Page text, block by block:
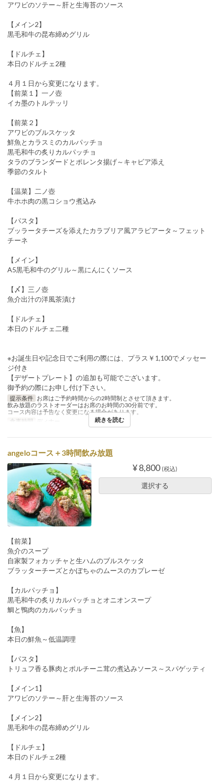
アワビのソテー～肝と生海苔のソース
【メイン2】
黒毛和牛の昆布締めグリル
【ドルチェ】
本日のドルチェ2種
４月１日から変更になります。
【前菜１】一ノ壺
イカ墨のトルテッリ
【前菜２】
アワビのブルスケッタ
鮮魚とカラスミのカルパッチョ
黒毛和牛の炙りカルパッチョ
タラのブランダードとポレンタ揚げ～キャビア添え
季節のタルト
【温菜】二ノ壺
牛ホホ肉の黒コショウ煮込み
【パスタ】
ブッラータチーズを添えたカラブリア風アラビアータ～フェット
チーネ
【メイン】
A5黒毛和牛のグリル～黒にんにくソース
【〆】三ノ壺
魚介出汁の洋風茶漬け
【ドルチェ】
本日のドルチェ二種
※お誕生日や記念日でご利用の際には、プラス￥1,100でメッセー
ジ付き
【デザートプレート】の追加も可能でございます。
御予約の際にお申し付け下さい。
提示条件 お席はご予約時間からの2時間制とさせて頂きます。
飲み放題のラストオーダーはお席のお時間の30分前です。
コース内容は予告なく変更になる場合があります。
食事時間
ディナー 続きを読む
angeloコース＋3時間飲み放題
¥ 8,800 (税込)
選択する
【前菜】
魚介のスープ
自家製フォカッチャと生ハムのブルスケッタ
ブラッターチーズとかぼちゃのムースのカプレーゼ
【カルパッチョ】
黒毛和牛の炙りカルパッチョとオニオンスープ
鯛と鴨肉のカルパッチョ
【魚】
本日の鮮魚～低温調理
【パスタ】
トリュフ香る豚肉とポルチーニ茸の煮込みソース～スパゲッティ
【メイン1】
アワビのソテー～肝と生海苔のソース
【メイン2】
黒毛和牛の昆布締めグリル
【ドルチェ】
本日のドルチェ2種
４月１日から変更になります。